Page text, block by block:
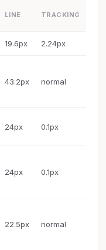
LINE TRACKING
19.6px 2.24px
43.2px normal
24px 0.1px
24px 0.1px
22.5px normal